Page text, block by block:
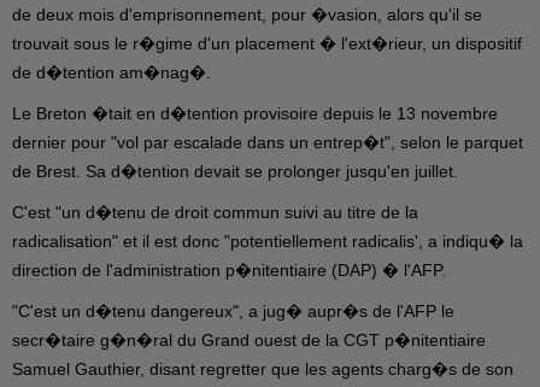
de deux mois d'emprisonnement, pour �vasion, alors qu'il se
trouvait sous le r�gime d'un placement � l'ext�rieur, un dispositif
de d�tention am�nag�.
Le Breton �tait en d�tention provisoire depuis le 13 novembre
dernier pour "vol par escalade dans un entrep�t", selon le parquet
de Brest. Sa d�tention devait se prolonger jusqu'en juillet.
C'est "un d�tenu de droit commun suivi au titre de la
radicalisation" et il est donc "potentiellement radicalis', a indiqu� la
direction de l'administration p�nitentiaire (DAP) � l'AFP.
"C'est un d�tenu dangereux", a jug� aupr�s de l'AFP le
secr�taire g�n�ral du Grand ouest de la CGT p�nitentiaire
Samuel Gauthier, disant regretter que les agents charg�s de son